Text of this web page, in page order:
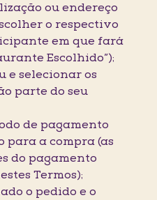
ou endereço
o respectivo
em que fará
Escolhido”);
e selecionar os
parte do seu
de pagamento
para a compra (as
do pagamento
Termos);
o pedido e o